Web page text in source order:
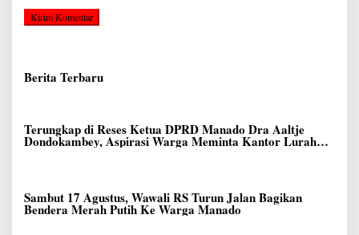
Berita Terbaru
Terungkap di Reses Ketua DPRD Manado Dra Aaltje
Dondokambey, Aspirasi Warga Meminta Kantor Lurah
Banjer Dipindahkan ke Kantor DLH Manado
Sambut 17 Agustus, Wawali RS Turun Jalan Bagikan
Bendera Merah Putih Ke Warga Manado